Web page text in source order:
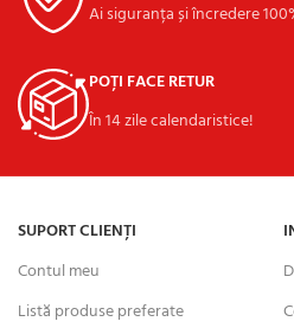
Ai siguranța și încredere
POȚI FACE RETUR
În 14 zile calendaristice!
SUPORT CLIENȚI
Contul meu
Listă produse preferate